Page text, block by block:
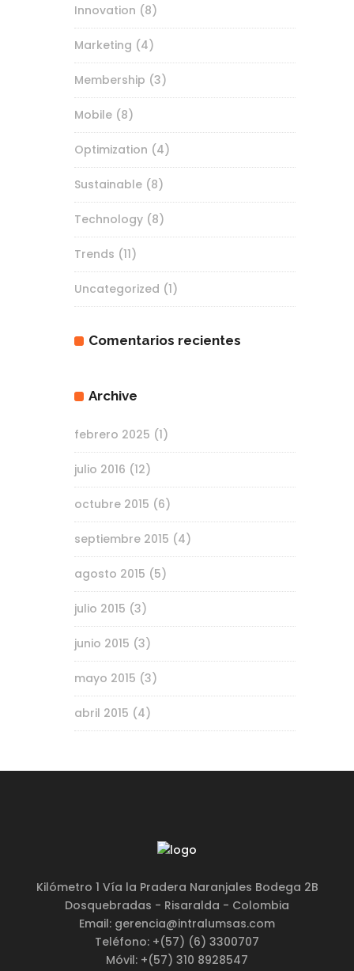
Innovation (8)
Marketing (4)
Membership (3)
Mobile (8)
Optimization (4)
Sustainable (8)
Technology (8)
Trends (11)
Uncategorized (1)
Comentarios recientes
Archive
febrero 2025 (1)
julio 2016 (12)
octubre 2015 (6)
septiembre 2015 (4)
agosto 2015 (5)
julio 2015 (3)
junio 2015 (3)
mayo 2015 (3)
abril 2015 (4)
Kilómetro 1 Vía la Pradera Naranjales Bodega 2B
Dosquebradas - Risaralda - Colombia
Email: gerencia@intralumsas.com
Teléfono: +(57) (6) 3300707
Móvil: +(57) 310 8928547